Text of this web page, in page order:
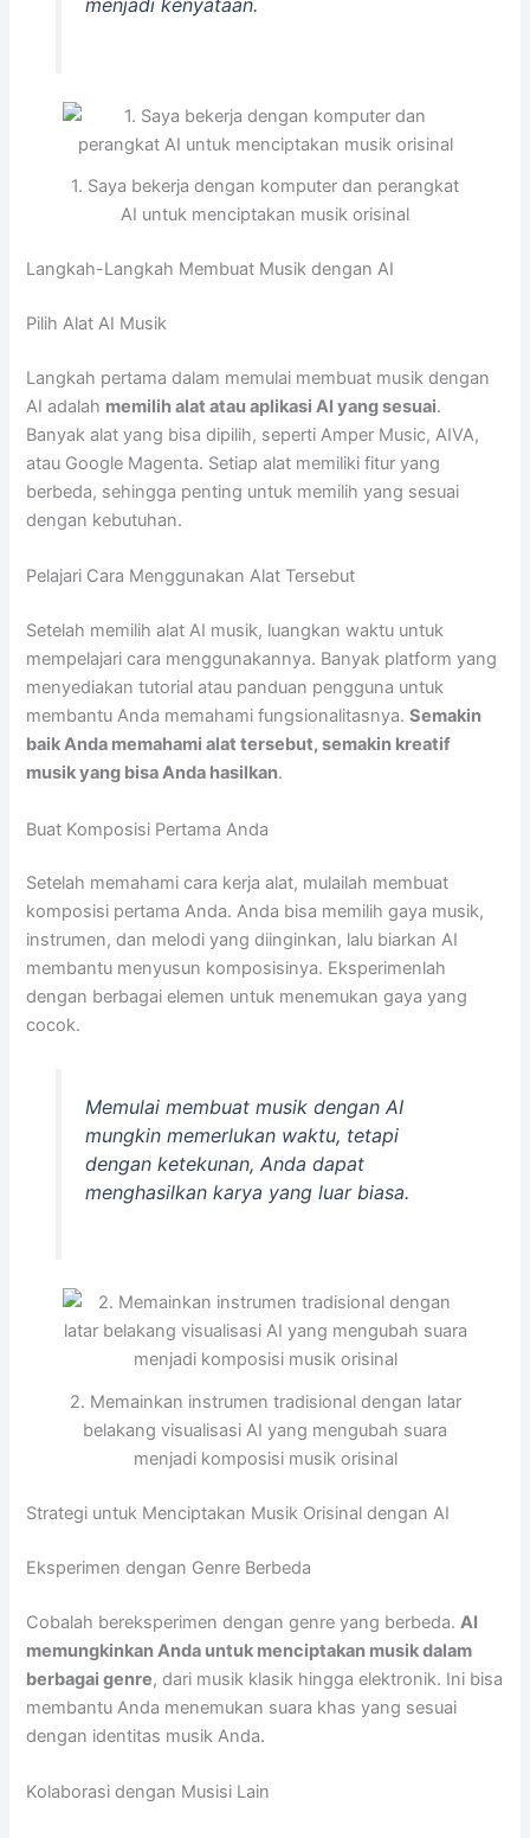
1. Saya bekerja dengan komputer dan perangkat
AI untuk menciptakan musik orisinal
Langkah-Langkah Membuat Musik dengan AI
Pilih Alat AI Musik
Langkah pertama dalam memulai membuat musik dengan
AI adalah memilih alat atau aplikasi AI yang sesuai.
Banyak alat yang bisa dipilih, seperti Amper Music, AIVA,
atau Google Magenta. Setiap alat memiliki fitur yang
berbeda, sehingga penting untuk memilih yang sesuai
dengan kebutuhan.
Pelajari Cara Menggunakan Alat Tersebut
Setelah memilih alat AI musik, luangkan waktu untuk
mempelajari cara menggunakannya. Banyak platform yang
menyediakan tutorial atau panduan pengguna untuk
membantu Anda memahami fungsionalitasnya.Semakin
baik Anda memahami alat tersebut, semakin kreatif
musik yang bisa Anda hasilkan.
Buat Komposisi Pertama Anda
Setelah memahami cara kerja alat, mulailah membuat
komposisi pertama Anda. Anda bisa memilih gaya musik,
instrumen, dan melodi yang diinginkan, lalu biarkan AI
membantu menyusun komposisinya. Eksperimenlah
dengan berbagai elemen untuk menemukan gaya yang
cocok.
Memulai membuat musik dengan AI
mungkin memerlukan waktu, tetapi
dengan ketekunan, Anda dapat
menghasilkan karya yang luar biasa.
2. Memainkan instrumen tradisional dengan latar
belakang visualisasi AI yang mengubah suara
menjadi komposisi musik orisinal
Strategi untuk Menciptakan Musik Orisinal dengan AI
Eksperimen dengan Genre Berbeda
Cobalah bereksperimen dengan genre yang berbeda.AI
memungkinkan Anda untuk menciptakan musik dalam
berbagai genre, dari musik klasik hingga elektronik. Ini bisa
membantu Anda menemukan suara khas yang sesuai
dengan identitas musik Anda.
Kolaborasi dengan Musisi Lain